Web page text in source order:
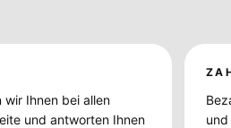
wir Ihnen bei allen
und antworten Ihnen